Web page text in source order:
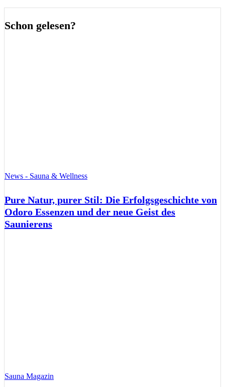
Schon gelesen?
News - Sauna & Wellness
Pure Natur, purer Stil: Die Erfolgsgeschichte von
Odoro Essenzen und der neue Geist des
Saunierens
Sauna Magazin